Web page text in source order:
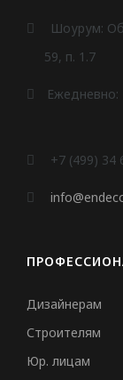
Шоурум:
59, п. 1.7
Ежедневно:
+7 (499) 34
Дизайнерам
Строителям
Юр. лицам